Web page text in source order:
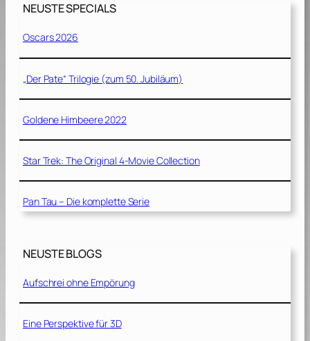
NEUSTE SPECIALS
Oscars 2026
„Der Pate“ Trilogie (zum 50. Jubiläum)
Goldene Himbeere 2022
Star Trek: The Original 4-Movie Collection
Pan Tau – Die komplette Serie
NEUSTE BLOGS
Aufschrei ohne Empörung
Eine Perspektive für 3D